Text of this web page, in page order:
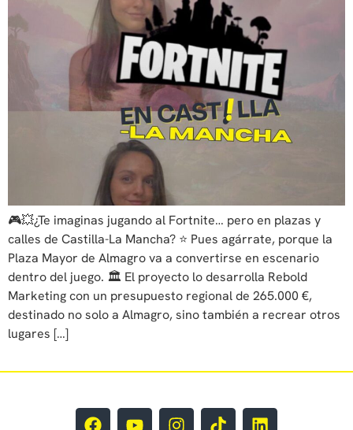
🎮💥¿Te imaginas jugando al Fortnite… pero en plazas y
calles de Castilla-La Mancha? ⭐ Pues agárrate, porque la
Plaza Mayor de Almagro va a convertirse en escenario
dentro del juego. 🏛 El proyecto lo desarrolla Rebold
Marketing con un presupuesto regional de 265.000 €,
destinado no solo a Almagro, sino también a recrear otros
lugares […]